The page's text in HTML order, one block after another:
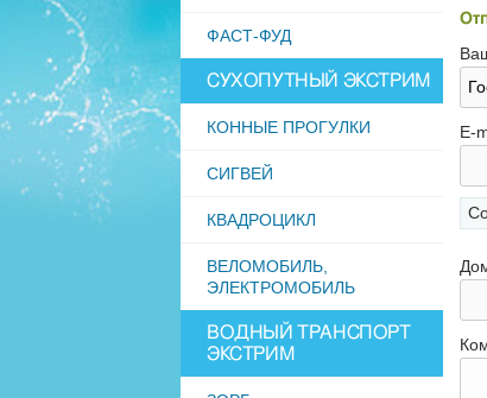
ФАСТ-ФУД
СУХОПУТНЫЙ ЭКСТРИМ
КОННЫЕ ПРОГУЛКИ
СИГВЕЙ
КВАДРОЦИКЛ
ВЕЛОМОБИЛЬ,
ЭЛЕКТРОМОБИЛЬ
ВОДНЫЙ ТРАНСПОРТ
ЭКСТРИМ
E-